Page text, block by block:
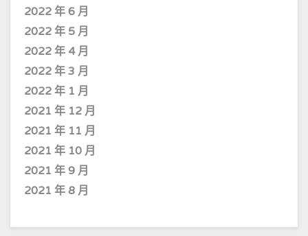
2022 年 6 月
2022 年 5 月
2022 年 4 月
2022 年 3 月
2022 年 1 月
2021 年 12 月
2021 年 11 月
2021 年 10 月
2021 年 9 月
2021 年 8 月